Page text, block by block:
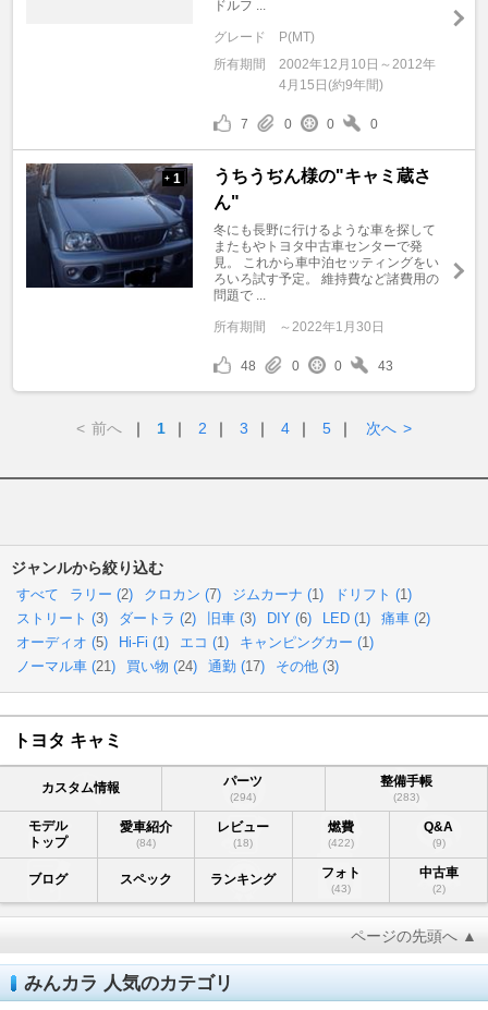
ドルフ ...
グレード
P(MT)
所有期間
2002年12月10日～2012年
4月15日(約9年間)
7 0 0 0
+ 1
うちうぢん様の"キャミ蔵さ
ん"
冬にも長野に行けるような車を探して
またもやトヨタ中古車センターで発
見。 これから車中泊セッティングをい
ろいろ試す予定。 維持費など諸費用の
問題で ...
所有期間 ～2022年1月30日
48 0 0 43
< 前へ ｜ 1 ｜ 2 ｜ 3 ｜ 4 ｜ 5 ｜ 次へ >
ジャンルから絞り込む
すべて ラリー (2) クロカン (7) ジムカーナ (1 ) ドリフト (1 )
ストリート (3) ダートラ (2) 旧車 (3) DIY (6) LED (1 ) 痛車 (2)
オーディオ (5) Hi-Fi (1 ) エコ (1 ) キャンピングカー (1 )
ノーマル車 (21 ) 買い物 (24) 通勤 (17) その他 (3)
トヨタ キャミ
カスタム情報 パーツ
(294)
整備手帳
(283)
モデル
トップ
愛車紹介
(84)
レビュー
(18)
燃費
(422)
Q&A
(9)
ブログ スペック ランキング フォト
(43)
中古車
(2)
ページの先頭へ ▲
みんカラ 人気のカテゴリ